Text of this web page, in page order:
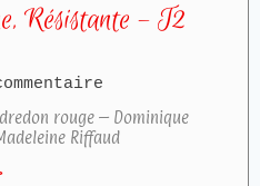
Résistante – T2
rouge – Dominique
Riffaud